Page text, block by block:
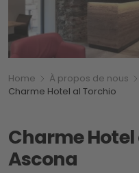
Breadcrumb
Vous êtes ici:
Home À propos de nous
Charme Hotel al Torchio
Charme Hotel
Ascona